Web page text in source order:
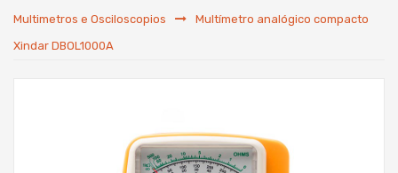
Multimetros e Osciloscopios
Multímetro analógico compacto
Xindar DBOL1000A